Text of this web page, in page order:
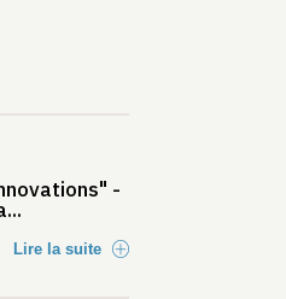
-
Lire la suite